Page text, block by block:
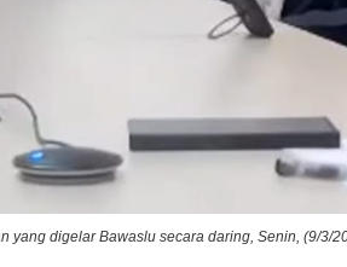
yang digelar Bawaslu secara daring, Senin, (9/3/